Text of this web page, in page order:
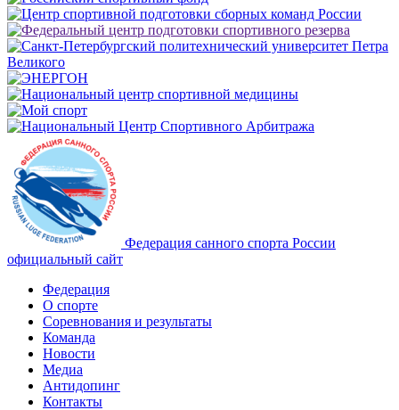
Федерация санного спорта России
официальный сайт
Федерация
О спорте
Соревнования и результаты
Команда
Новости
Медиа
Антидопинг
Контакты